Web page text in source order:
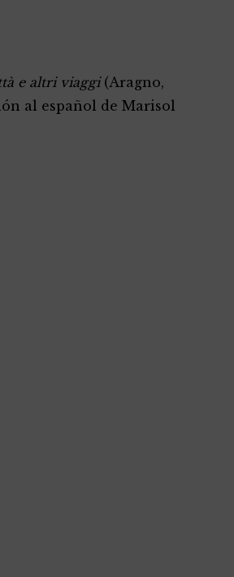
e altri viaggi(Aragno,
al español de Marisol